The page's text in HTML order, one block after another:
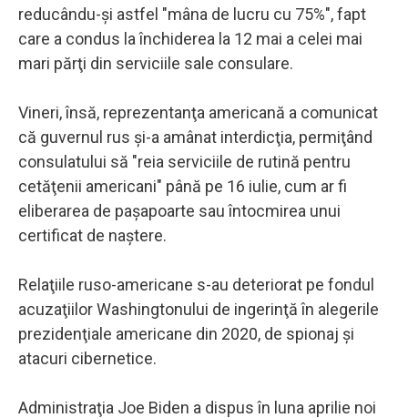
reducându-şi astfel "mâna de lucru cu 75%", fapt
care a condus la închiderea la 12 mai a celei mai
mari părţi din serviciile sale consulare.
Vineri, însă, reprezentanţa americană a comunicat
că guvernul rus şi-a amânat interdicţia, permiţând
consulatului să "reia serviciile de rutină pentru
cetăţenii americani" până pe 16 iulie, cum ar fi
eliberarea de paşapoarte sau întocmirea unui
certificat de naştere.
Relaţiile ruso-americane s-au deteriorat pe fondul
acuzaţiilor Washingtonului de ingerinţă în alegerile
prezidenţiale americane din 2020, de spionaj şi
atacuri cibernetice.
Administraţia Joe Biden a dispus în luna aprilie noi